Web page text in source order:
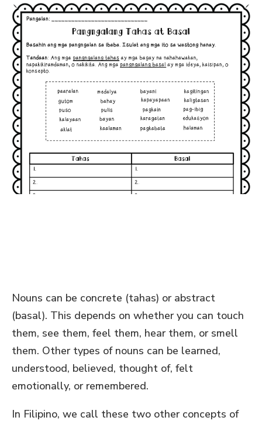
Nouns can be concrete (tahas) or abstract
(basal). This depends on whether you can touch
them, see them, feel them, hear them, or smell
them. Other types of nouns can be learned,
understood, believed, thought of, felt
emotionally, or remembered.
In Filipino, we call these two other concepts of